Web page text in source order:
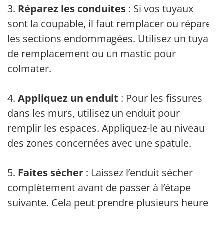
3. Réparez les conduites : Si vos tuyaux
sont la coupable, il faut remplacer ou réparer
les sections endommagées. Utilisez un tuyau
de remplacement ou un mastic pour
colmater.
4. Appliquez un enduit : Pour les fissures
dans les murs, utilisez un enduit pour
remplir les espaces. Appliquez-le au niveau
des zones concernées avec une spatule.
5. Faites sécher : Laissez l’enduit sécher
complètement avant de passer à l’étape
suivante. Cela peut prendre plusieurs heures.